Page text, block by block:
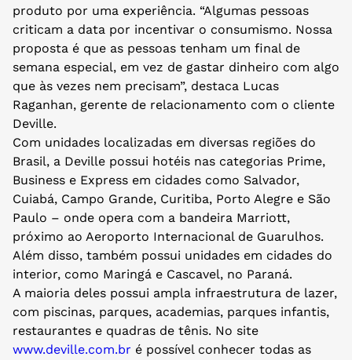
produto por uma experiência. “Algumas pessoas
criticam a data por incentivar o consumismo. Nossa
proposta é que as pessoas tenham um final de
semana especial, em vez de gastar dinheiro com algo
que às vezes nem precisam”, destaca Lucas
Raganhan, gerente de relacionamento com o cliente
Deville.
Com unidades localizadas em diversas regiões do
Brasil, a Deville possui hotéis nas categorias Prime,
Business e Express em cidades como Salvador,
Cuiabá, Campo Grande, Curitiba, Porto Alegre e São
Paulo – onde opera com a bandeira Marriott,
próximo ao Aeroporto Internacional de Guarulhos.
Além disso, também possui unidades em cidades do
interior, como Maringá e Cascavel, no Paraná.
A maioria deles possui ampla infraestrutura de lazer,
com piscinas, parques, academias, parques infantis,
restaurantes e quadras de tênis. No site
www.deville.com.br é possível conhecer todas as